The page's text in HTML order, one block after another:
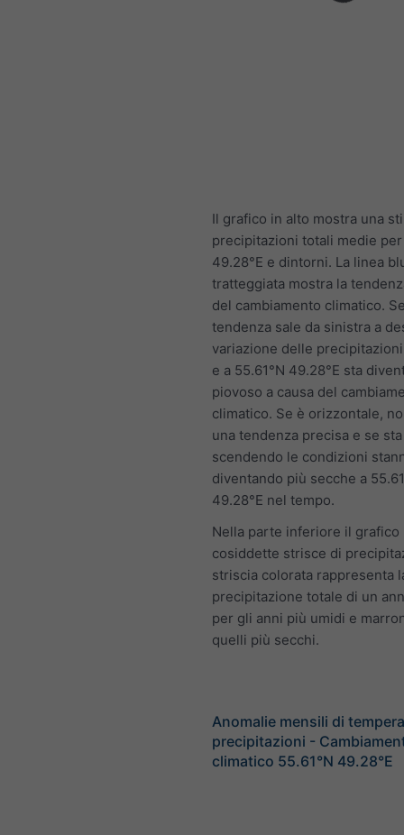
Il grafico in alto mostra una
precipitazioni totali medie per
49.28°E e dintorni. La linea
tratteggiata mostra la
del cambiamento climatico.
tendenza sale da sinistra a
variazione delle
e a 55.61°N 49.28°E sta
piovoso a causa del
climatico. Se è orizzontale,
una tendenza precisa e se sta
scendendo le condizioni
diventando più secche a
49.28°E nel tempo.
Nella parte inferiore il grafico
cosiddette strisce di
striscia colorata rappresenta
precipitazione totale di un
per gli anni più umidi e
quelli più secchi.
Anomalie mensili di
precipitazioni -
climatico 55.61°N 49.28°E